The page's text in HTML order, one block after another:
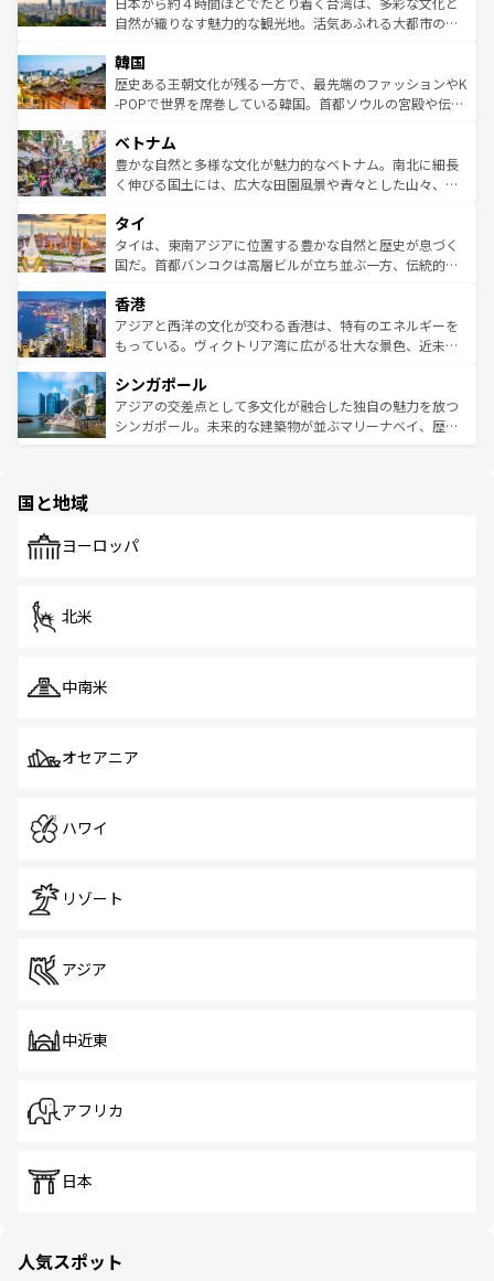
っている。訪れるたびに新しい発見と感動が待っているハ
はコンテンツ一覧
ど、見どころがたくさん。また、カフェやワイン、オージ
いる。アクティビティも充実しており、サーフィンやダイ
ビング、ハイキングなど、アウトドア好きにはたまらな
い。オーストラリアの多彩な魅力を存分に味わいつくそ
参照してほしい。
自然が織りなす魅力的な観光地。活気あふれる大都市の台
ン）、静ひつな山岳地帯である台湾東部など、都市の喧騒
と山間の静けさが共存しており、訪れる人に新しい発見と
驚きをもたらしてくれる。また、奥深い台湾の食文化も魅
容にもいいと評判のスイーツなど、バラエティ豊かな料理
が味わえる。 なお、新着の台湾情報は コンテンツ一覧を参
照してほしい。
韓国
歴史ある王朝文化が残る一方で、最先端のファッションやK
-POPで世界を席巻している韓国。首都ソウルの宮殿や伝統
き、地方に足を延ばせば四季折々の自然美を楽しむことが
できる。そして、キムチや焼肉、絶品のストリートフード
まで、さまざまな韓国料理が待っている。夜には、韓国な
リティに包まれながら、韓国の多彩な魅力を心ゆくまで味
わってみてほしい。 なお、新着の韓国情報はコンテンツ一
覧を参照してほしい。
ベトナム
豊かな自然と多様な文化が魅力的なベトナム。南北に細長
く伸びる国土には、広大な田園風景や青々とした山々、世
急速な発展と共に伝統が息づく。ハノイの古い町並みやホ
ーチミン市のフランス統治時代の建物も、独特の雰囲気を
醸し出している。また、バラエティの豊かさとおいしさで
とつ。フォーやバインミー、ベトナムコーヒーなどは、ぜ
ひ現地で味わいたい。どの地域を訪れてもあたたかい人々
が旅行者を迎えてくれるので、きっと忘れられない旅にな
参照してほしい。
タイ
タイは、東南アジアに位置する豊かな自然と歴史が息づく
国だ。首都バンコクは高層ビルが立ち並ぶ一方、伝統的な
の活気が交差している。北部ではチェンマイなどの山岳地
帯で自然と触れ合い、南部ではプーケットやクラビの美し
いビーチでリゾート気分を楽しむことができる。タイ料理
激する。気候は一年中温暖で、どの季節にも異なる楽しみ
が待っている。親しみやすいタイの人々、仏教を中心とし
た文化、そして多様な観光資源が、訪れる旅人を魅了し続
香港
アジアと西洋の文化が交わる香港は、特有のエネルギーを
もっている。ヴィクトリア湾に広がる壮大な景色、近未来
み、どこを訪れても感動するはず。観光スポットが密集し
ており、効率よく見どころを回れるのも魅力。息をのむよ
うな絶景から文化的な体験まで、香港を存分に楽しみ尽く
シンガポール
アジアの交差点として多文化が融合した独自の魅力を放つ
シンガポール。未来的な建築物が並ぶマリーナベイ、歴史
で、ホーカーズは地元の風情を楽しめる外せないスポット
国と地域
ヨーロッパ
北米
中南米
オセアニア
ハワイ
リゾート
アジア
中近東
アフリカ
日本
人気スポット